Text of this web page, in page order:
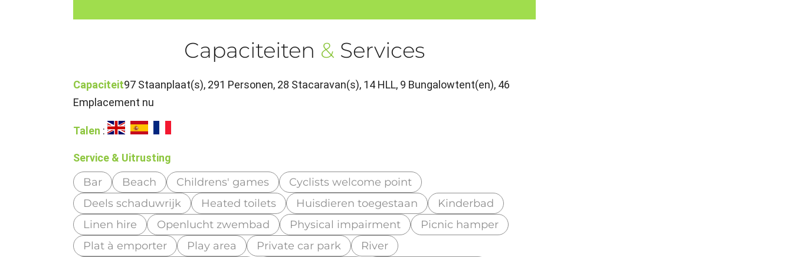
Capaciteiten & Services
Capaciteit97 Staanplaat(s), 291 Personen, 28 Stacaravan(s), 14 HLL, 9 Bungalowtent(en), 46
Emplacement nu
Talen :
Service & Uitrusting
Bar Beach Childrens' games
Cyclists welcome point
Deels schaduwrijk
Heated toilets Huisdieren toegestaan
Kinderbad
Linen hire
Openlucht zwembad Physical impairment
Picnic hamper
Plat à emporter
Play area Private car park
River